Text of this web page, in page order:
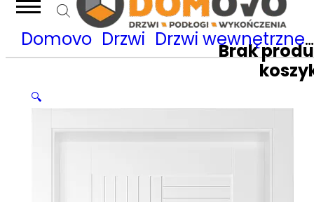
Brak
Domovo Drzwi Drzwi wewnętrzne
🔍